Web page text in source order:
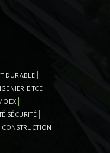
DURABLE
TCE
SÉCURITÉ